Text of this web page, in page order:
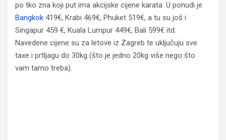
po tko zna koji put ima akcijske cijene karata. U ponudi je
Bangkok 419€, Krabi 469€, Phuket 519€, a tu su još i
Singapur 459 €, Kuala Lumpur 449€, Bali 599€ itd.
Navedene cijene su za letove iz Zagreb te uključuju sve
taxe i prtljagu do 30kg (što je jedno 20kg više nego što
vam tamo treba).